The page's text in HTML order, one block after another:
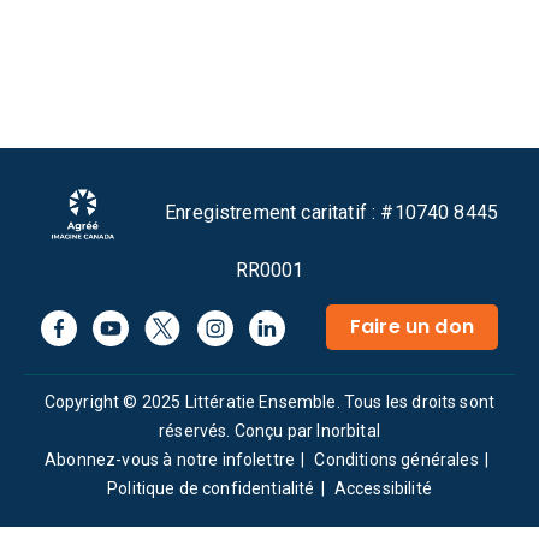
Enregistrement caritatif : #10740 8445
RR0001
Faire un don
Copyright © 2025 Littératie Ensemble. Tous les droits sont
réservés. Conçu par Inorbital
Abonnez-vous à notre infolettre
Conditions générales
Politique de confidentialité
Accessibilité